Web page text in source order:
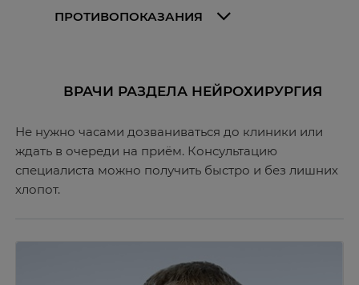
ПРОТИВОПОКАЗАНИЯ
ВРАЧИ РАЗДЕЛА НЕЙРОХИРУРГИЯ
Не нужно часами дозваниваться до клиники или
ждать в очереди на приём. Консультацию
специалиста можно получить быстро и без лишних
хлопот.